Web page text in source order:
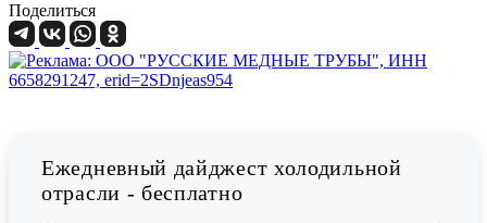
Поделиться
Ежедневный дайджест холодильной
отрасли - бесплатно